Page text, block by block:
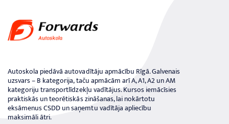
Autoskola piedāvā autovadītāju apmācību Rīgā. Galvenais
uzsvars – B kategorija, taču apmācām arī A, A1, A2 un AM
kategoriju transportlīdzekļu vadītājus. Kursos iemācīsies
praktiskās un teorētiskās zināšanas, lai nokārtotu
eksāmenus CSDD un saņemtu vadītāja apliecību
maksimāli ātri.